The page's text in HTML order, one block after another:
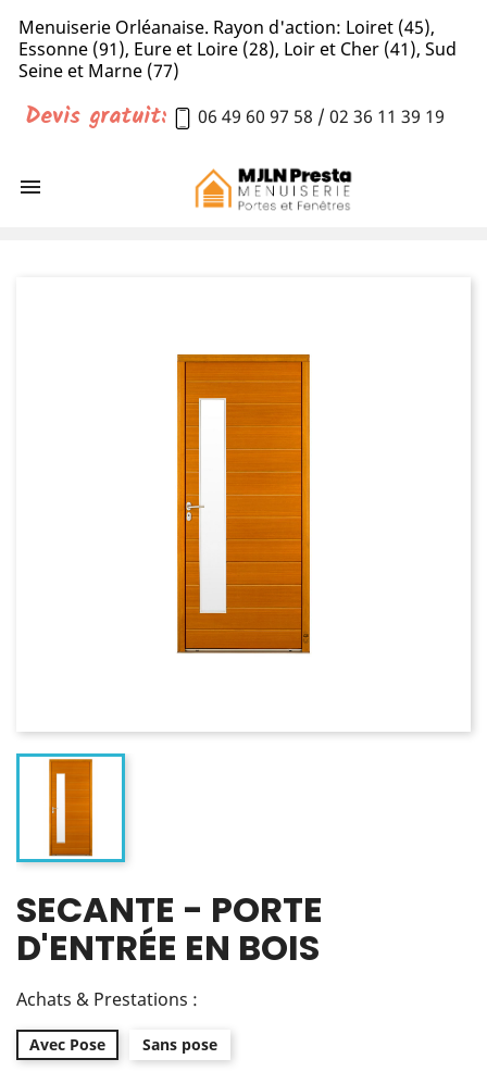
Devis gratuit: 06 49 60 97 58 / 02 36 11 39 19
Menuiserie Orléanaise. Rayon d'action: Loiret (45),
Essonne (91), Eure et Loire (28), Loir et Cher (41), Sud
Seine et Marne (77)

SECANTE - PORTE
D'ENTRÉE EN BOIS
Achats & Prestations :
Avec Pose Sans pose